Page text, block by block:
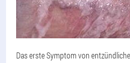
Das erste Symptom von